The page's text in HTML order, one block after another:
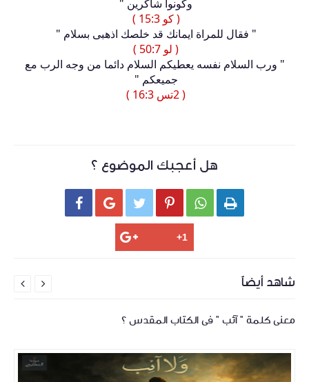
وكونوا شاكرين "
( كو 15:3 )
" فقال للمراة ايمانك قد خلصك اذهبى بسلام "
( لو 50:7 )
" ورب السلام نفسه يعطيكم السلام دائما من وجه الرب مع
جميعكم "
( 2تس 16:3 )
هل أعجبك الموضوع ؟
     
شاهد أيضاً
معنى كلمة " آئب " فى الكتاب المقدس ؟

